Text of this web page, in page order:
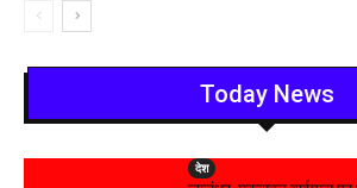
Today News
देश